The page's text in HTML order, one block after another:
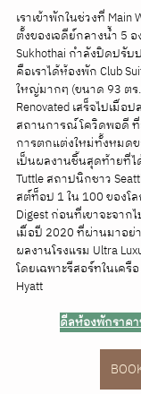
เราเข้าพักในช่วงที่
ตั้งของเจดีย์กลางน้ำ 5
Sukhothai กำลังปิดปรั
คือเราได้ห้องพัก Club
ใหญ่มากๆ (ขนาด 93 ตร.
Renovated เสร็จไปเมื่อ
สถานการณ์โควิดพอดี
การตกแต่งใหม่ทั้งหมดข
เป็นผลงานชิ้นสุดท้ายที่ไ
Tuttle สถาปนิกชาว
สต์ท็อป 1 ใน 100 ของโ
Digest ก่อนที่เขาจะจาก
เมื่อปี 2020 ที่ผ่านมาอย่
ผลงานโรงแรม Ultra
โดยเฉพาะรีสอร์ทในเครื
Hyatt
ดีลห้องพักราค